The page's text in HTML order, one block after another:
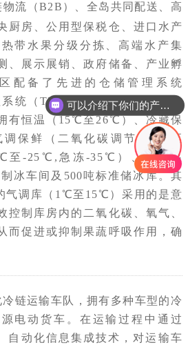
流（B2B）、全岛共同配送、高
厨房、公用型保税仓、进口水产
带水果分级分拣、高端水产集
、展示展销、政府储备、产业孵
配备了先进的仓储管理系统
系统（TMS），以及17米高VNA
有恒温（15℃至26℃）、冷藏保
保鲜（二氧化碳调节，1℃至
至-25℃,急冻-35℃）、超低温
冰车间及500吨标准储冰库。其
气调库（1℃至15℃）采用的是意
控制库房内的二氧化碳、氧气、
而促进或抑制果蔬呼吸作用，确
运输车队，拥有多种车型的冷
电动货车。在运输过程中通过
自动化信息集成技术，对运输车
可以介绍下你们的产品么